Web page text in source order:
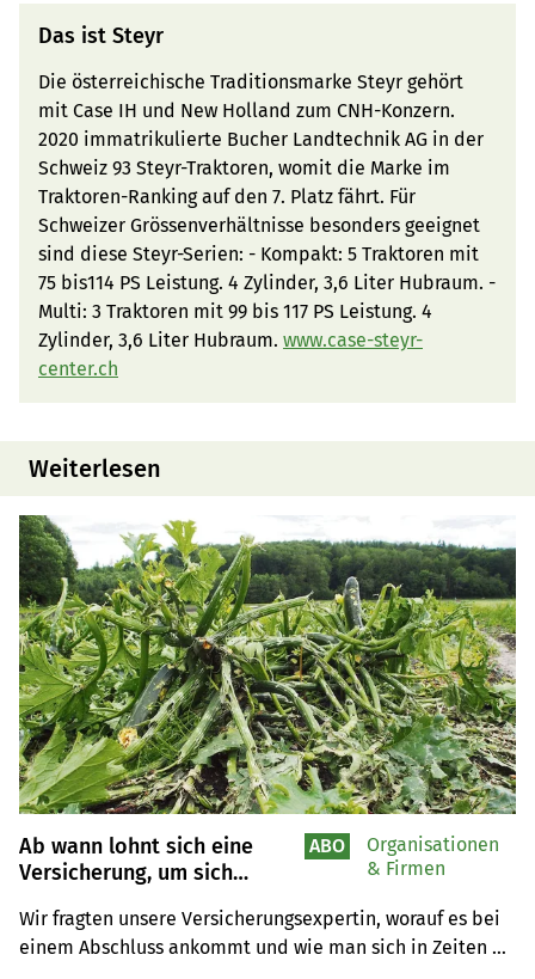
Das ist Steyr
Die österreichische Traditionsmarke Steyr gehört
mit Case IH und New Holland zum CNH-Konzern.
2020 immatrikulierte Bucher Landtechnik AG in der
Schweiz 93 Steyr-Traktoren, womit die Marke im
Traktoren-Ranking auf den 7. Platz fährt. Für
Schweizer Grössenverhältnisse besonders geeignet
sind diese Steyr-Serien: - Kompakt: 5 Traktoren mit
75 bis114 PS Leistung. 4 Zylinder, 3,6 Liter Hubraum. -
Multi: 3 Traktoren mit 99 bis 117 PS Leistung. 4
Zylinder, 3,6 Liter Hubraum. www.case-steyr-
center.ch
Weiterlesen
Ab wann lohnt sich eine
Versicherung, um sich
schützen?
Wir fragten unsere Versicherungsexpertin, worauf es bei
einem Abschluss ankommt und wie man sich in Zeiten
ABO
Organisationen
& Firmen